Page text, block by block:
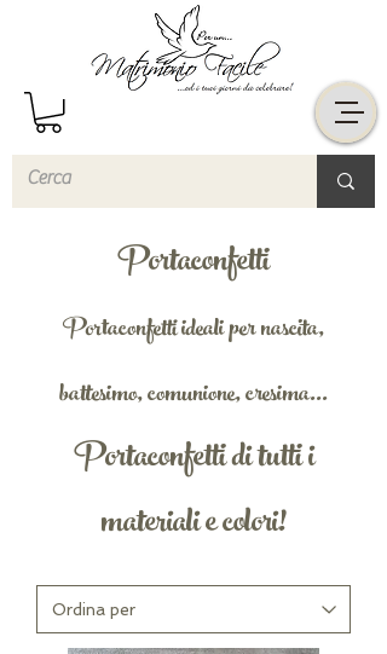
Portaconfetti
Portaconfetti ideali per nascita,
battesimo, comunione, cresima...
Portaconfetti di tutti i
materiali e colori!